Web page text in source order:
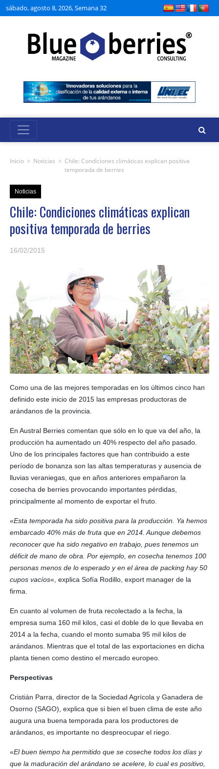
sábado, agosto 8, 2026, Semana 32
Inicio > Noticias > Chile: Condiciones climáticas explican positiva
temporada de berries
Noticias
Chile: Condiciones climáticas explican
positiva temporada de berries
16/02/2015
Como una de las mejores temporadas en los últimos cinco han
definido este inicio de 2015 las empresas productoras de
arándanos de la provincia.
En Austral Berries comentan que sólo en lo que va del año, la
producción ha aumentado un 40% respecto del año pasado.
Uno de los principales factores que han contribuido a este
período de bonanza son las altas temperaturas y ausencia de
lluvias veraniegas, que en años anteriores empañaron la
cosecha de berries provocando importantes pérdidas,
principalmente al momento de exportar el fruto.
«Esta temporada ha sido positiva para la producción. Ya hemos
embarcado 40% más de fruta que en 2014. Aunque debemos
reconocer que ha sido negativo en trabajo, pues tenemos un
déficit de mano de obra. Por ejemplo, en cosecha tenemos 100
personas menos de lo esperado y en el área de packing hay 50
cupos vacíos«, explica Sofía Rodillo, export manager de la
firma.
En cuanto al volumen de fruta recolectado a la fecha, la
empresa suma 160 mil kilos, casi el doble de lo que llevaba en
2014 a la fecha, cuando el monto sumaba 95 mil kilos de
arándanos. Mientras que el total de las exportaciones en dicha
planta tienen como destino el mercado europeo.
Perspectivas
Cristián Parra, director de la Sociedad Agrícola y Ganadera de
Osorno (SAGO), explica que si bien el buen clima de este año
augura una buena temporada para los productores de
arándanos, es importante no despreocupar el riego.
«El buen tiempo ha permitido que se coseche todos los días y
que la maduración del arándano se acelere, lo cual es positivo,